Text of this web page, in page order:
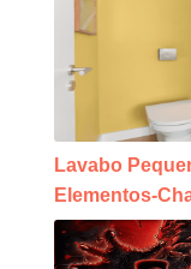
Lavabo
Elementos-